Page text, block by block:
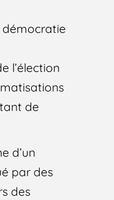
démocratie
l’élection
de
d’un
par des
des